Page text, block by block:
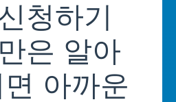
청하기
은 알아
아까운